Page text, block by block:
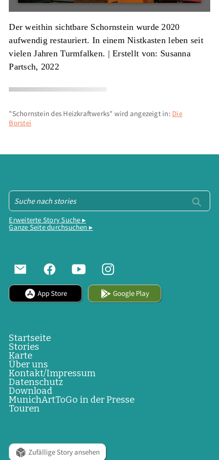
Der weithin sichtbare Schornstein wurde 2020
aufwendig restauriert. In einem Nistkasten leben seit
vielen Jahren Turmfalken. |Erstellt von: Susanna
Partsch, 2022
"Schornstein des Heizkraftwerks" wird angezeigt in: Die
Borstei
Erweiterte Story Suche ▸
Ganze Seite durchsuchen ▸
App Store Google Play
Startseite
Stories
Karte
Über uns
Kontakt/Impressum
Datenschutz
Download
MunichArtToGo in der Presse
Touren
Zufällige Story ansehen